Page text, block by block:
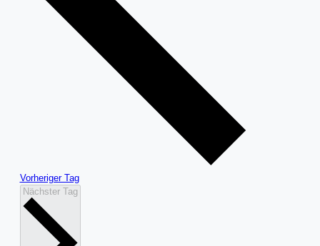
Vorheriger Tag
Nächster Tag